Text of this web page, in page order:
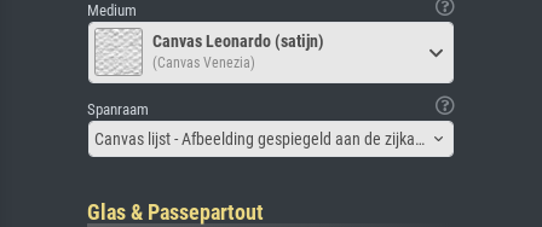
Medium
Canvas Leonardo (satijn)
(Canvas Venezia)
Spanraam
Canvas lijst - Afbeelding gespiegeld aan de zijkant
Glas & Passepartout